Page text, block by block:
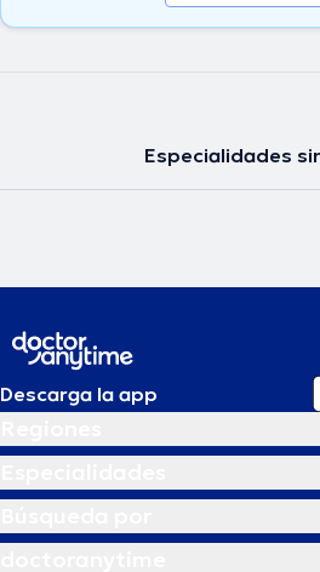
Especialidades
Descarga la app